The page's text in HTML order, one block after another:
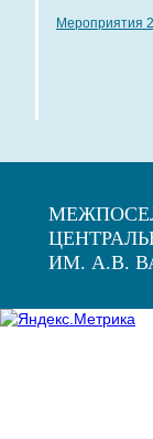
Мероприятия
ИМ. А.В.